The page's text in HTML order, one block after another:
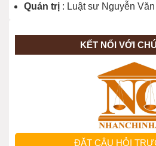
Quản trị : Luật sư Nguyễn
KẾT NỐI VỚI
ĐẶT CÂU HỎI